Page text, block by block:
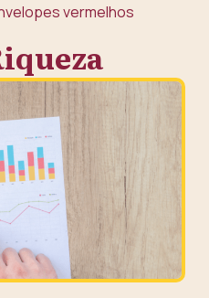
vermelhos